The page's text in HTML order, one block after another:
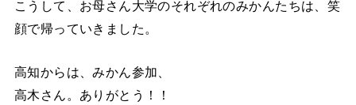
こうして、お母さん大学のそれぞれのみかんたちは、笑
顔で帰っていきました。
高知からは、みかん参加、
高木さん。ありがとう！！